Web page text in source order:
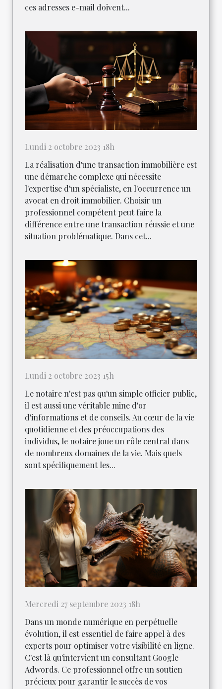
ces adresses e-mail doivent...
Lundi 2 octobre 2023 18h
La réalisation d'une transaction immobilière est
une démarche complexe qui nécessite
l'expertise d'un spécialiste, en l'occurrence un
avocat en droit immobilier. Choisir un
professionnel compétent peut faire la
différence entre une transaction réussie et une
situation problématique. Dans cet...
Lundi 2 octobre 2023 15h
Le notaire n'est pas qu'un simple officier public,
il est aussi une véritable mine d'or
d'informations et de conseils. Au cœur de la vie
quotidienne et des préoccupations des
individus, le notaire joue un rôle central dans
de nombreux domaines de la vie. Mais quels
sont spécifiquement les...
Mercredi 27 septembre 2023 18h
Dans un monde numérique en perpétuelle
évolution, il est essentiel de faire appel à des
experts pour optimiser votre visibilité en ligne.
C'est là qu'intervient un consultant Google
Adwords. Ce professionnel offre un soutien
précieux pour garantir le succès de vos